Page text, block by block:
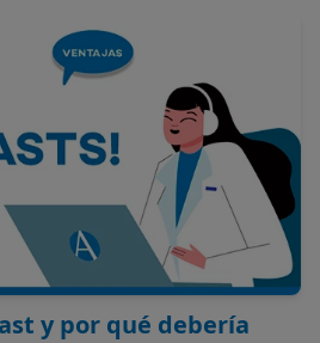
y por qué debería